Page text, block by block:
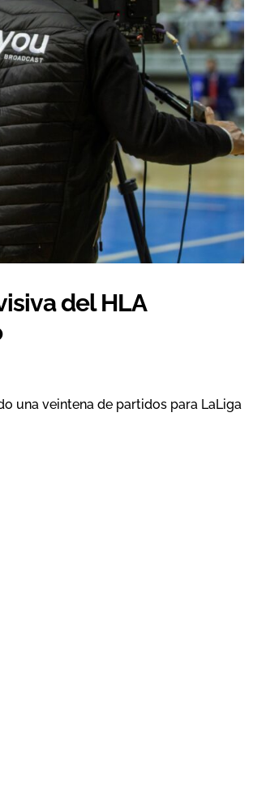
del HLA
una veintena de partidos para LaLiga